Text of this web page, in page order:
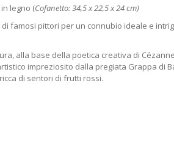
legno (Cofanetto: 34,5 x 22,5 x 24 cm)
di famosi pittori per un connubio ideale e
alla base della poetica creativa di
impreziosito dalla pregiata Grappa di
di sentori di frutti rossi.